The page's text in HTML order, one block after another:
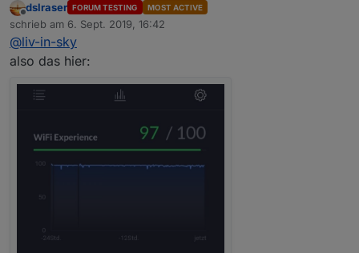
Offline
dslraser FORUM TESTING MOST ACTIVE
schrieb am 6. Sept. 2019, 16:42
zuletzt editiert von
@liv-in-sky
also das hier: